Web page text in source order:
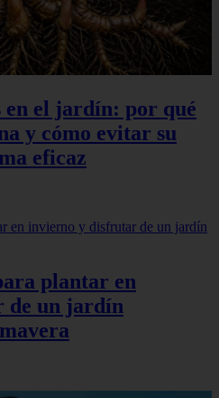
el jardín: por qué
y cómo evitar su
eficaz
plantar en
de un jardín